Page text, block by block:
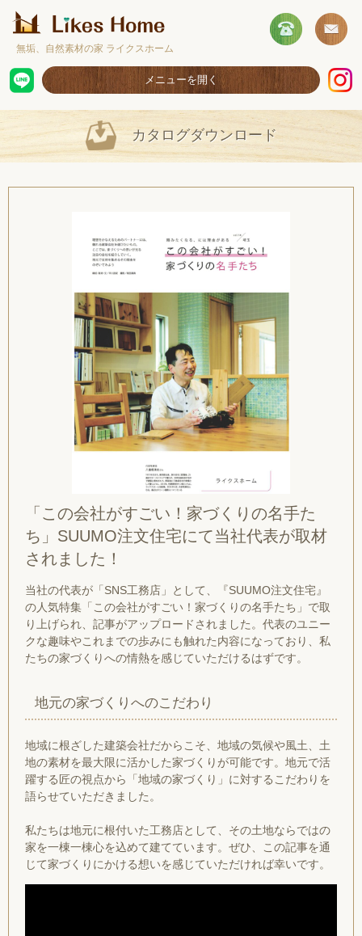
無垢、自然素材の家 ライクスホーム
メニューを開く
ホーム
コンセプト
ショールームのご案内
カタログダウンロード
「この会社がすごい！家づくりの名手た
ち」SUUMO注文住宅にて当社代表が取材
されました！
当社の代表が「SNS工務店」として、『SUUMO注文住宅』
の人気特集「この会社がすごい！家づくりの名手たち」で取
り上げられ、記事がアップロードされました。代表のユニー
クな趣味やこれまでの歩みにも触れた内容になっており、私
たちの家づくりへの情熱を感じていただけるはずです。
地元の家づくりへのこだわり
地域に根ざした建築会社だからこそ、地域の気候や風土、土
地の素材を最大限に活かした家づくりが可能です。地元で活
躍する匠の視点から「地域の家づくり」に対するこだわりを
語らせていただきました。
私たちは地元に根付いた工務店として、その土地ならではの
家を一棟一棟心を込めて建てています。ぜひ、この記事を通
じて家づくりにかける想いを感じていただければ幸いです。